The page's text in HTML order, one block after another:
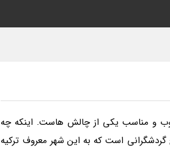
خوب و مناسب یکی از چالش هاست. اینکه چه
گردشگرانی است که به این شهر معروف ترکیه